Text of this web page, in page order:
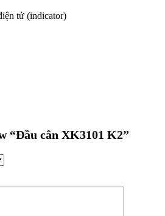
tử (indicator)
“Đầu cân XK3101 K2”